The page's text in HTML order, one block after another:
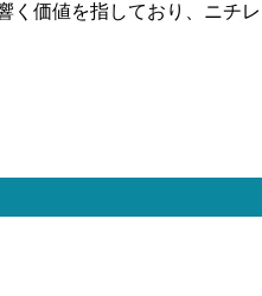
価値を指しており、ニチ